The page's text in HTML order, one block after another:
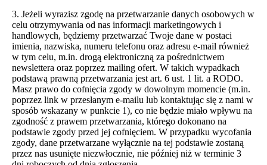
3. Jeżeli wyrazisz zgodę na przetwarzanie danych osobowych w
celu otrzymywania od nas informacji marketingowych i
handlowych, będziemy przetwarzać Twoje dane w postaci
imienia, nazwiska, numeru telefonu oraz adresu e-mail również
w tym celu, m.in. drogą elektroniczną za pośrednictwem
newslettera oraz poprzez mailing ofert. W takich wypadkach
podstawą prawną przetwarzania jest art. 6 ust. 1 lit. a RODO.
Masz prawo do cofnięcia zgody w dowolnym momencie (m.in.
poprzez link w przesłanym e-mailu lub kontaktując się z nami w
sposób wskazany w punkcie 1), co nie będzie miało wpływu na
zgodność z prawem przetwarzania, którego dokonano na
podstawie zgody przed jej cofnięciem. W przypadku wycofania
zgody, dane przetwarzane wyłącznie na tej podstawie zostaną
przez nas usunięte niezwłocznie, nie później niż w terminie 3